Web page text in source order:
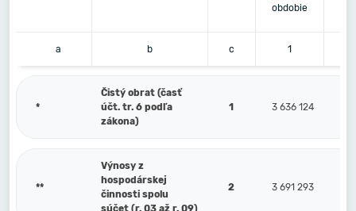
obdobie
a b c 1
*
Čistý obrat (časť
účt. tr. 6 podľa
zákona)
1 3 636 124
**
Výnosy z
hospodárskej
činnosti spolu
súčet (r. 03 až r. 09)
2 3 691 293